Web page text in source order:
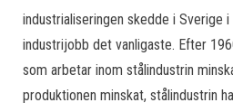
industrialiseringen skedde i Sverige
industrijobb det vanligaste. Efter
som arbetar inom stålindustrin
produktionen minskat, stålindustrin